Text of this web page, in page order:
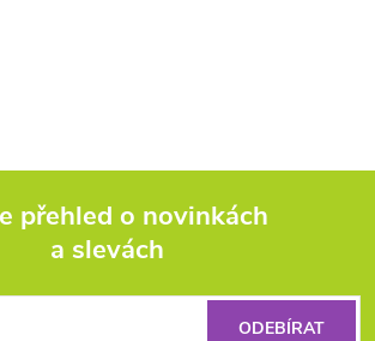
přehled o novinkách
a slevách
ODEBÍRAT